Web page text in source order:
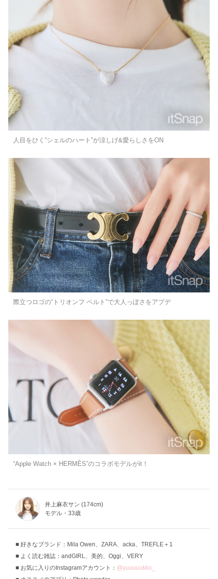
人目をひく“シェルのハート”が涼しげ&愛らしさをON
際立つロゴの“トリオンフ ベルト”で大人っぽさをアプデ
“Apple Watch × HERMÈS”のコラボモデルがit！
井上麻衣サン (174cm)
モデル・33歳
好きなブランド：Mila Owen、ZARA、acka、TREFLE＋1
よく読む雑誌：andGIRL、美的、Oggi、VERY
お気に入りのInstagramアカウント： @yuuuuukko_